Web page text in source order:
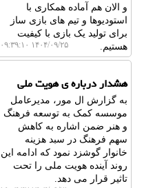
و الان هم آماده همکاری با
استودیوها و تیم های بازی ساز
برای تولید یک بازی با کیفیت
هستیم.
۱۴۰۴/۰۹/۲۵ ۰۹:۳۹:۱۰
هشدار درباره ی هویت ملی
به گزارش ال مور، مدیرعامل
موسسه کمک به توسعه فرهنگ
و هنر ضمن اشاره به کاهش
سهم فرهنگ در سبد هزینه
خانوار گوشزد نمود که ادامه این
روند آینده هویت ملی را تحت
تاثیر قرار می دهد.